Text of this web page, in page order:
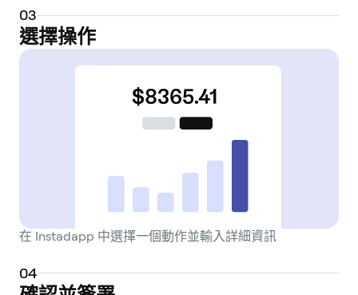
03
選擇操作
在 Instadapp 中選擇一個動作並輸入詳細資訊
04